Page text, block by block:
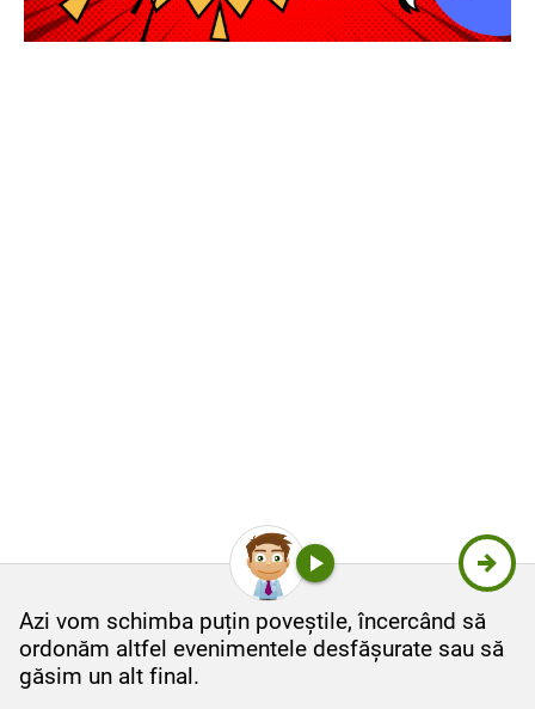
Azi vom schimba puțin poveștile, încercând să
ordonăm altfel evenimentele desfășurate sau să
găsim un alt final.